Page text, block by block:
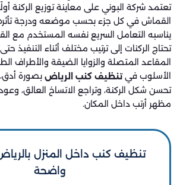
تعتمد شركة البوني على معاينة توزيع الركنة
القماش في كل جزء بحسب موضعه ودرجة تأثره،
يناسبه التعامل السريع نفسه المستخدم مع
تحتاج الركنات إلى ترتيب مختلف أثناء التنفيذ
المقاعد المتصلة والزوايا الضيقة والأطراف
الأسلوب فيتنظيف كنب الرياض بصورة
تحسن شكل الركنة، وتراجع الاتساخ العالق،
مظهر أرتب داخل المكان.
تنظيف كنب داخل المنزل
واضحة